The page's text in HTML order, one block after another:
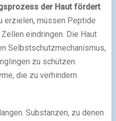
der Haut fördert.
erzielen, müssen Peptide
eindringen. Die Haut
Selbstschutzmechanismus,
zu schützen.
die zu verhindern
Substanzen, zu denen